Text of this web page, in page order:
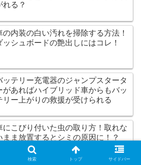
れる？
の内装の白い汚れを掃除する方法！
ッシュボードの艶出しにはコレ！
ッテリー充電器のジャンプスタータ
があればハイブリッド車からもバッ
リー上がりの救援が受けられる
にこびり付いた虫の取り方！取れな
まま放置するとシミの原因に！？
検索 トップ サイドバー